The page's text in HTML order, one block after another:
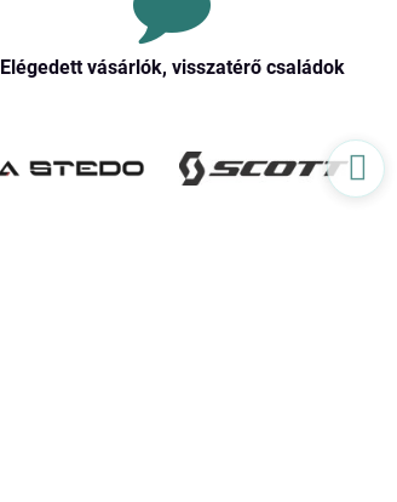
Elégedett vásárlók, visszatérő családok